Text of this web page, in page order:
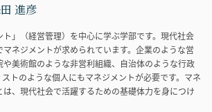
進彦
」（経営管理）を中心に学ぶ学部です。現代社会
ネジメントが求められています。企業のような営
美術館のような非営利組織、自治体のような行政
トのような個人にもマネジメントが必要です。マネ
、現代社会で活躍するための基礎体力を身につけ